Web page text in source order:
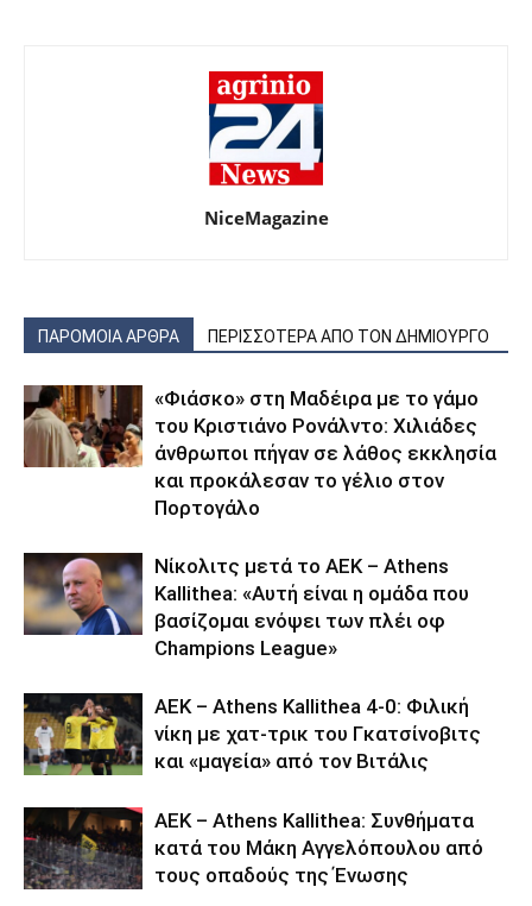
NiceMagazine
ΠΑΡΟΜΟΙΑ ΑΡΘΡΑ ΠΕΡΙΣΣΟΤΕΡΑ ΑΠΟ ΤΟΝ ΔΗΜΙΟΥΡΓΟ
«Φιάσκο» στη Μαδέιρα με το γάμο
του Κριστιάνο Ρονάλντο: Χιλιάδες
άνθρωποι πήγαν σε λάθος εκκλησία
και προκάλεσαν το γέλιο στον
Πορτογάλο
Νίκολιτς μετά το ΑΕΚ – Athens
Kallithea: «Αυτή είναι η ομάδα που
βασίζομαι ενόψει των πλέι οφ
Champions League»
ΑΕΚ – Athens Kallithea 4-0: Φιλική
νίκη με χατ-τρικ του Γκατσίνοβιτς
και «μαγεία» από τον Βιτάλις
ΑΕΚ – Athens Kallithea: Συνθήματα
κατά του Μάκη Αγγελόπουλου από
τους οπαδούς της Ένωσης